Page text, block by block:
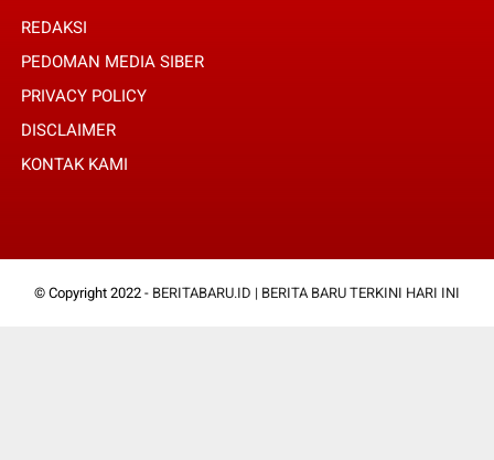
REDAKSI
PEDOMAN MEDIA SIBER
PRIVACY POLICY
DISCLAIMER
KONTAK KAMI
© Copyright 2022 - BERITABARU.ID | BERITA BARU TERKINI HARI INI